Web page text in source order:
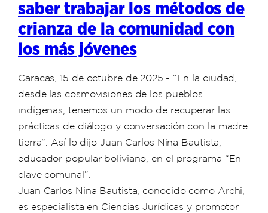
saber trabajar los métodos de
crianza de la comunidad con
los más jóvenes
Caracas, 15 de octubre de 2025.- “En la ciudad,
desde las cosmovisiones de los pueblos
indígenas, tenemos un modo de recuperar las
prácticas de diálogo y conversación con la madre
tierra”. Así lo dijo Juan Carlos Nina Bautista,
educador popular boliviano, en el programa “En
clave comunal”.
Juan Carlos Nina Bautista, conocido como Archi,
es especialista en Ciencias Jurídicas y promotor